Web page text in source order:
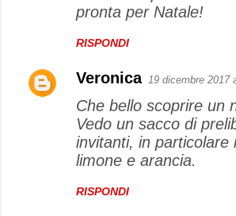
pronta per Natale!
RISPONDI
Veronica 19 dicembre 2017
Che bello scoprire un
Vedo un sacco di
invitanti, in particolare
limone e arancia.
RISPONDI